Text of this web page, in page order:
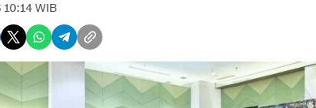
WIB